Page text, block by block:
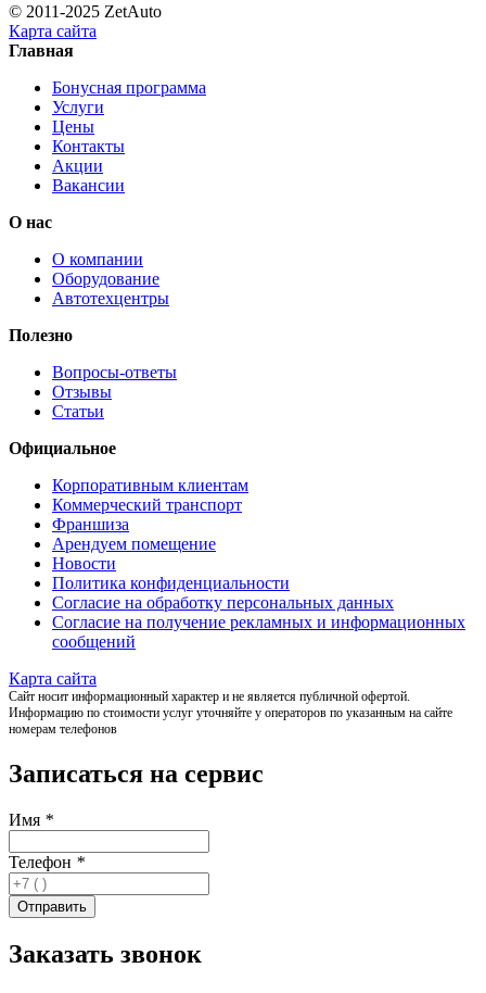
© 2011-2025 ZetAuto
Карта сайта
Главная
Бонусная программа
Услуги
Цены
Контакты
Акции
Вакансии
О нас
О компании
Оборудование
Автотехцентры
Полезно
Вопросы-ответы
Отзывы
Статьи
Официальное
Корпоративным клиентам
Коммерческий транспорт
Франшиза
Арендуем помещение
Новости
Политика конфиденциальности
Согласие на обработку персональных данных
Согласие на получение рекламных и информационных
сообщений
Карта сайта
Сайт носит информационный характер и не является публичной офертой.
Информацию по стоимости услуг уточняйте у операторов по указанным на сайте
номерам телефонов
Записаться на сервис
Имя *
Телефон *
Заказать звонок